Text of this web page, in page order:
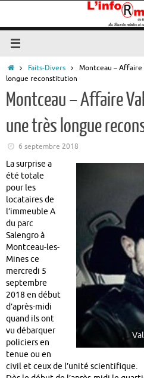
contenu
AccueilFaits-Divers
Montceau –
longue reconstitution
Montceau – Affaire
une très longue
6 septembre 2018
La surprise a
été totale
pour les
locataires de
l’immeuble A
du parc
Salengro à
Montceau-les-
Mines ce
mercredi 5
septembre
2018 en début
d’après-midi
quand ils ont
vu débarquer
policiers en
tenue ou en
civil et ceux de l’unité scientifique.